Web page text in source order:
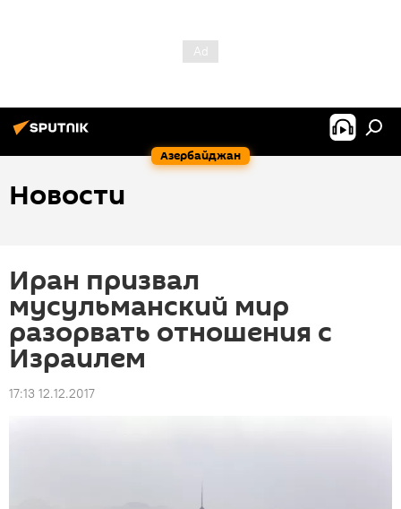
Азербайджан
Новости
Иран призвал
мусульманский мир
разорвать отношения с
Израилем
17:13 12.12.2017